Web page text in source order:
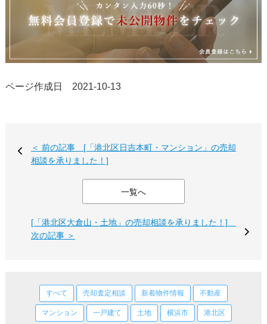
ページ作成日 2021-10-13
＜ 前の記事 [「港北区日吉本町・マンション」の売却
相談を承りました！]
一覧へ
[「港北区大倉山・土地」の売却相談を承りました！]
次の記事 ＞
すべて 売却査定相談 新着物件情報 不動産
マンション 一戸建て 土地 横浜市 港北区